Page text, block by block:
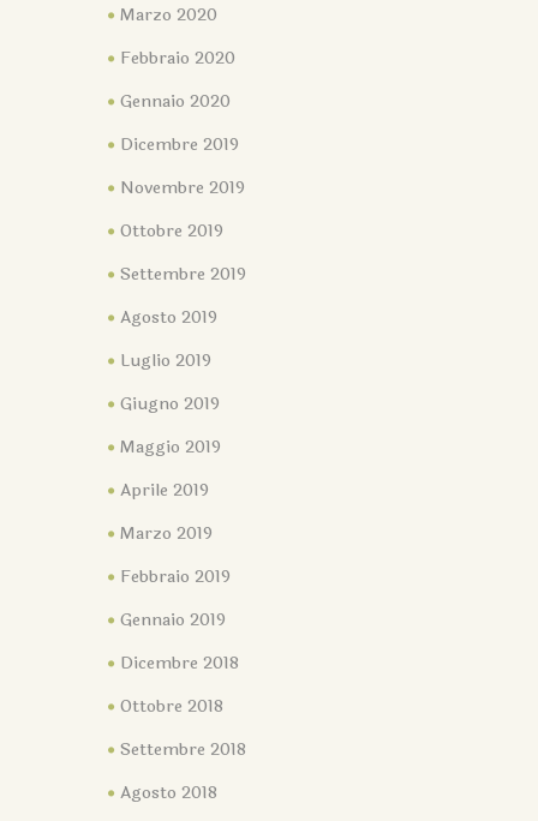
Marzo 2020
Febbraio 2020
Gennaio 2020
Dicembre 2019
Novembre 2019
Ottobre 2019
Settembre 2019
Agosto 2019
Luglio 2019
Giugno 2019
Maggio 2019
Aprile 2019
Marzo 2019
Febbraio 2019
Gennaio 2019
Dicembre 2018
Ottobre 2018
Settembre 2018
Agosto 2018